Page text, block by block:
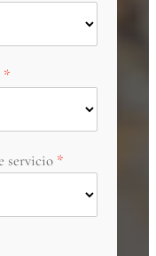
servicio